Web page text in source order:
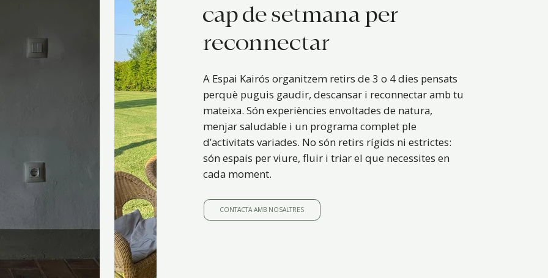
cap de setmana per
reconnectar
A Espai Kairós organitzem retirs de 3 o 4 dies pensats
perquè puguis gaudir, descansar i reconnectar amb tu
mateixa. Són experiències envoltades de natura,
menjar saludable i un programa complet ple
d’activitats variades. No són retirs rígids ni estrictes:
són espais per viure, fluir i triar el que necessites en
cada moment.
CONTACTA AMB NOSALTRES